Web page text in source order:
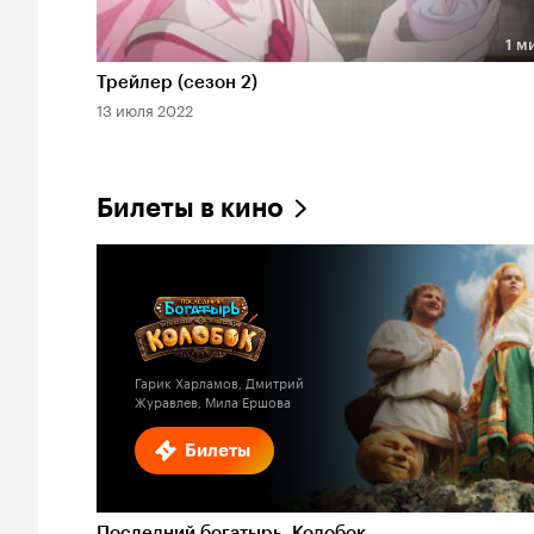
Длительность 1 мин
1
Трейлер (сезон 2)
13 июля 2022
Билеты в кино
Билеты
Гарик Харламов, Дмитрий
Журавлев, Мила Ершова